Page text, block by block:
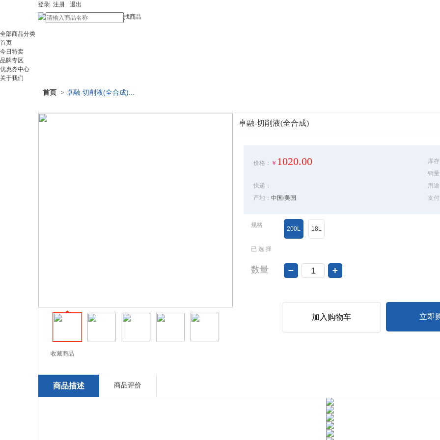
登录 注册
退出
找商品
全部商品分类
首页
今日特卖
品牌专区
优惠券中心
关于我们
首页 > 卓融-切削液(全合成)...
卓融-切削液(全合成)
价格： ￥ 1020.00
库
销
快递：
用
产地： 中国/美国 支
规格
200L 18L
已 选 择
数量 − +
加入购物车 立即
收藏商品
商品描述 商品评价